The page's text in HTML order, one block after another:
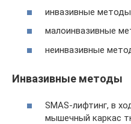
инвазивные
малоинвазивные
неинвазивные
Инвазивные методы
SMAS-лифтинг, в
мышечный каркас